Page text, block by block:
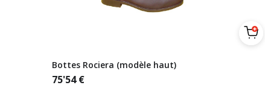
Bottes Rociera (modèle haut)
75'54€